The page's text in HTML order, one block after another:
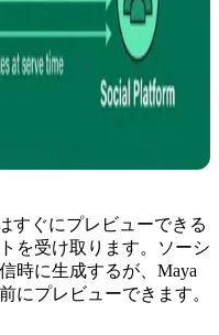
すぐにプレビューできる
を受け取ります。ソーシ
時に生成するが、Maya
にプレビューできます。